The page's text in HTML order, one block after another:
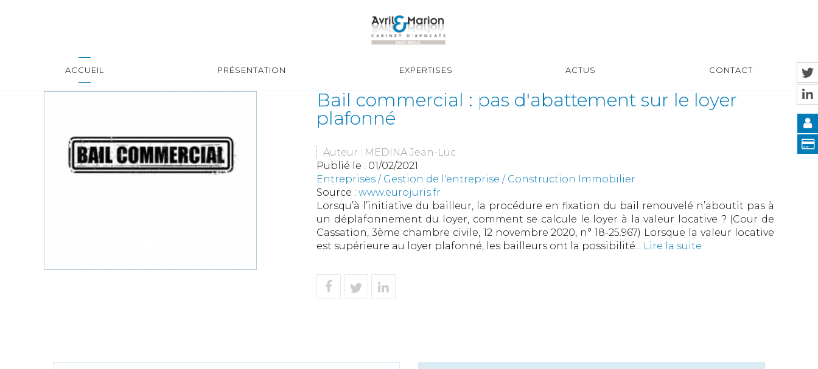
ACCUEIL PRÉSENTATION EXPERTISES ACTUS CONTACT
Bail commercial : pas d'abattement sur le loyer
plafonné
Auteur : MEDINA Jean-Luc
Publié le : 01/02/2021
Entreprises / Gestion de l'entreprise / Construction Immobilier
Source : www.eurojuris.fr
Lorsqu’à l’initiative du bailleur, la procédure en fixation du bail renouvelé n’aboutit pas à
un déplafonnement du loyer, comment se calcule le loyer à la valeur locative ? (Cour de
Cassation, 3ème chambre civile, 12 novembre 2020, n° 18-25.967) Lorsque la valeur locative
est supérieure au loyer plafonné, les bailleurs ont la possibilité... Lire la suite